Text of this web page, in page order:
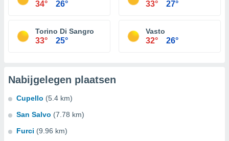
34° 26° 33° 27°
Torino Di Sangro
33° 25°
Vasto
32° 26°
Nabijgelegen plaatsen
Cupello (5.4 km)
San Salvo (7.78 km)
Furci (9.96 km)